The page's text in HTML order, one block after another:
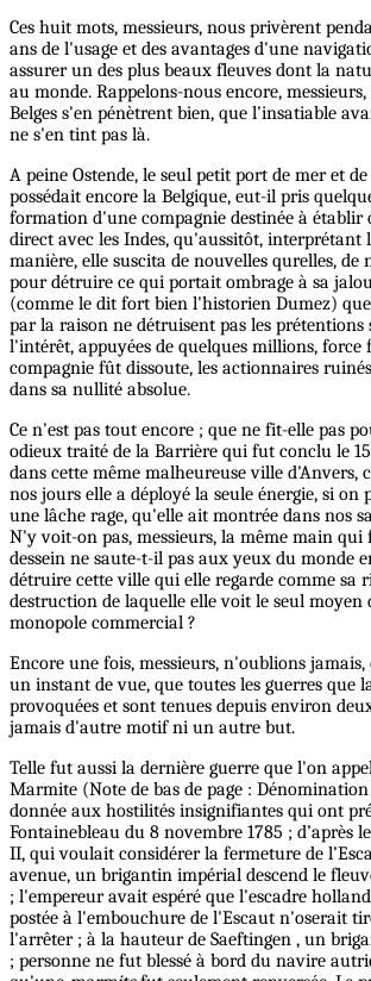
Ces huit mots, messieurs, nous privèrent
ans de l'usage et des avantages d'une
assurer un des plus beaux fleuves dont la
au monde. Rappelons-nous encore,
Belges s'en pénètrent bien, que l'insatiable
ne s'en tint pas là.
A peine Ostende, le seul petit port de mer et
possédait encore la Belgique, eut-il pris
formation d'une compagnie destinée à établir
direct avec les Indes, qu'aussitôt, interprétant
manière, elle suscita de nouvelles qurelles, de
pour détruire ce qui portait ombrage à sa
(comme le dit fort bien l'historien Dumez)
par la raison ne détruisent pas les prétentions
l'intérêt, appuyées de quelques millions, force
compagnie fût dissoute, les actionnaires
dans sa nullité absolue.
Ce n'est pas tout encore ; que ne fit-elle pas
odieux traité de la Barrière qui fut conclu le
dans cette même malheureuse ville d'Anvers,
nos jours elle a déployé la seule énergie, si on
une lâche rage, qu'elle ait montrée dans nos
N'y voit-on pas, messieurs, la même main qui
dessein ne saute-t-il pas aux yeux du monde
détruire cette ville qui elle regarde comme sa
destruction de laquelle elle voit le seul
monopole commercial ?
Encore une fois, messieurs, n'oublions jamais,
un instant de vue, que toutes les guerres que
provoquées et sont tenues depuis environ
jamais d'autre motif ni un autre but.
Telle fut aussi la dernière guerre que l'on
Marmite (Note de bas de page :
donnée aux hostilités insignifiantes qui ont
Fontainebleau du 8 novembre 1785 ; d’après
II, qui voulait considérer la fermeture de
avenue, un brigantin impérial descend le
; l'empereur avait espéré que l'escadre
postée à l'embouchure de l'Escaut n'oserait
l'arrêter ; à la hauteur de Saeftingen , un
; personne ne fut blessé à bord du navire